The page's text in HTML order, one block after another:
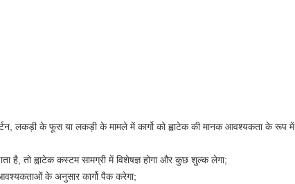
लकड़ी के फूस या लकड़ी के मामले में कार्गो को ह्वाटेक की मानक आवश्यकता के रूप में
है, तो ह्वाटेक कस्टम सामग्री में विशेषज्ञ होगा और कुछ शुल्क लेगा;
के अनुसार कार्गो पैक करेगा;